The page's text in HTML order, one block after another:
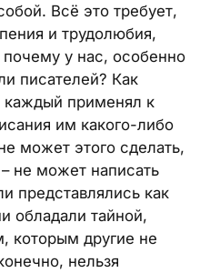
Всё это требует,
и трудолюбия,
у нас, особенно
писателей? Как
каждый применял к
им какого-либо
может этого сделать,
не может написать
представлялись как
обладали тайной,
которым другие не
нельзя